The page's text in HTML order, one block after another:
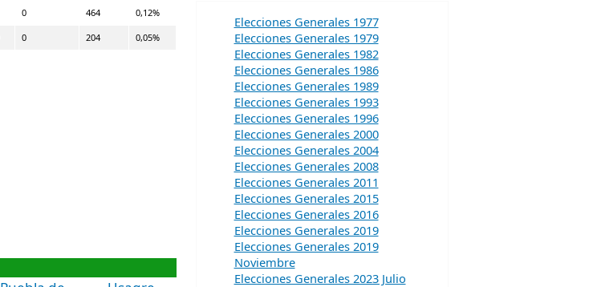
0 464 0,12%
0 204 0,05%
Elecciones Generales 1977
Elecciones Generales 1979
Elecciones Generales 1982
Elecciones Generales 1986
Elecciones Generales 1989
Elecciones Generales 1993
Elecciones Generales 1996
Elecciones Generales 2000
Elecciones Generales 2004
Elecciones Generales 2008
Elecciones Generales 2011
Elecciones Generales 2015
Elecciones Generales 2016
Elecciones Generales 2019
Elecciones Generales 2019
Noviembre
Elecciones Generales 2023 Julio